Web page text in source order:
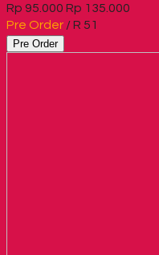
Rp 95.000 Rp 135.000
Pre Order / R 51
Pre Order